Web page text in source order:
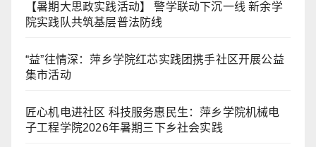
【暑期大思政实践活动】 警学联动下沉一线 新余学
院实践队共筑基层普法防线
“益”往情深：萍乡学院红芯实践团携手社区开展公益
集市活动
匠心机电进社区 科技服务惠民生：萍乡学院机械电
子工程学院2026年暑期三下乡社会实践